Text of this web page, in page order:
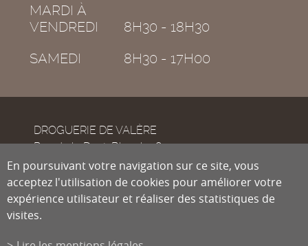
MARDI À
VENDREDI
8H30 - 18H30
SAMEDI
8H30 - 17H00
DROGUERIE DE VALÈRE
Rue de la Dent-Blanche 8
CH-1950
Sion
Tél.
En poursuivant votre navigation sur ce site, vous
acceptez l'utilisation de cookies pour améliorer votre
expérience utilisateur et réaliser des statistiques de
visites.